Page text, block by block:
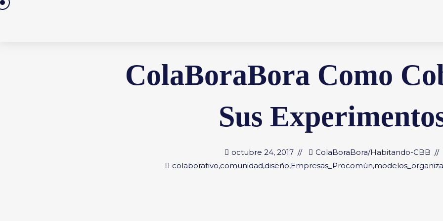
Saltar
ColaBoraBora Como
Sus
octubre 24, 2017 ColaBoraBora/Habitando-CBB
colaborativo,comunidad,diseño,Empresas_Procomún,